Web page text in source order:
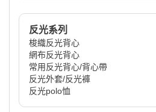
反光系列
梭織反光背心
網布反光背心
常用反光背心/背心帶
反光外套/反光褲
反光polo恤